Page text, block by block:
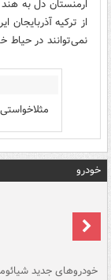
ارمنستان دل به
از ترکیه
نمی‌توانند در حیاط
خودرو
خودروهای جدید